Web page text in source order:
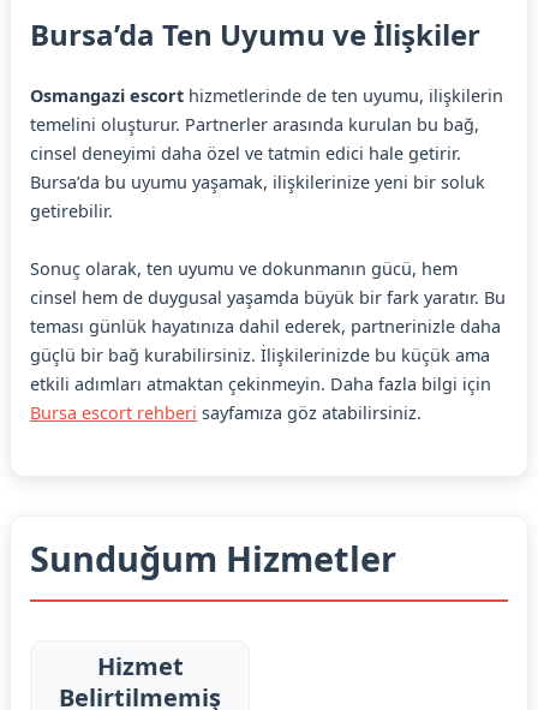
Bursa’da Ten Uyumu ve İlişkiler
Osmangazi escort hizmetlerinde de ten uyumu, ilişkilerin
temelini oluşturur. Partnerler arasında kurulan bu bağ,
cinsel deneyimi daha özel ve tatmin edici hale getirir.
Bursa’da bu uyumu yaşamak, ilişkilerinize yeni bir soluk
getirebilir.
Sonuç olarak, ten uyumu ve dokunmanın gücü, hem
cinsel hem de duygusal yaşamda büyük bir fark yaratır. Bu
teması günlük hayatınıza dahil ederek, partnerinizle daha
güçlü bir bağ kurabilirsiniz. İlişkilerinizde bu küçük ama
etkili adımları atmaktan çekinmeyin. Daha fazla bilgi için
Bursa escort rehberi sayfamıza göz atabilirsiniz.
Sunduğum Hizmetler
Hizmet
Belirtilmemiş